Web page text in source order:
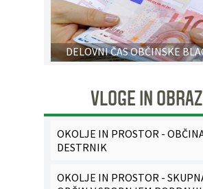
DELOVNI ČAS OBČINSKE
VLOGE IN
OKOLJE IN PROSTOR -
DESTRNIK
OKOLJE IN PROSTOR -